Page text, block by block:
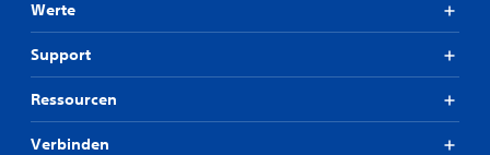
Werte
Support
Ressourcen
Verbinden